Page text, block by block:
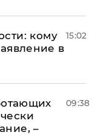
кому
в
15:02
–
09:38